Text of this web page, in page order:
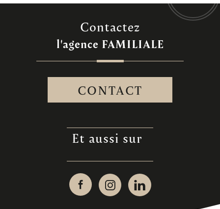
contactez
l'agence FAMILIALE
CONTACT
et aussi sur